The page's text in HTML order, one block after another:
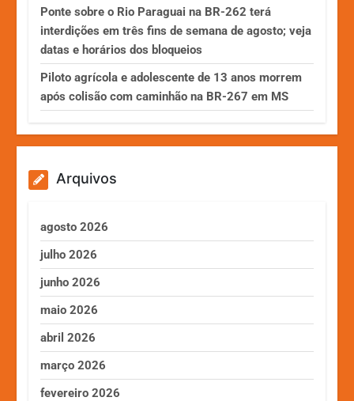
Ponte sobre o Rio Paraguai na BR-262 terá
interdições em três fins de semana de agosto; veja
datas e horários dos bloqueios
Piloto agrícola e adolescente de 13 anos morrem
após colisão com caminhão na BR-267 em MS
Arquivos
agosto 2026
julho 2026
junho 2026
maio 2026
abril 2026
março 2026
fevereiro 2026